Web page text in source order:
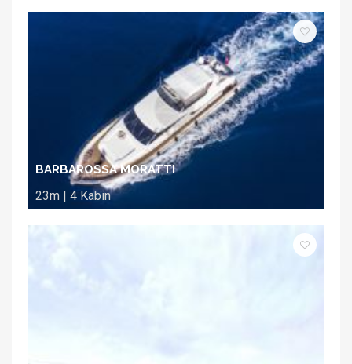
BARBAROSSA MORATTI
23m | 4 Kabin